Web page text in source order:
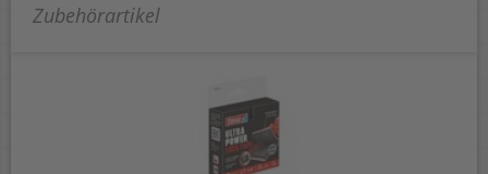
Zubehörartikel